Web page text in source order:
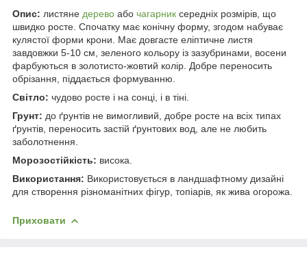
Опис: листяне дерево або чагарник середніх розмірів, що
швидко росте. Спочатку має конічну форму, згодом набуває
кулястої форми крони. Має довгасте еліптичне листя
завдовжки 5-10 см, зеленого кольору із зазубринами, восени
фарбуються в золотисто-жовтий колір. Добре переносить
обрізання, піддається формуванню.
Світло: чудово росте і на сонці, і в тіні.
Грунт: до ґрунтів не вимогливий, добре росте на всіх типах
ґрунтів, переносить застій ґрунтових вод, але не любить
заболотнення.
Морозостійкість: висока.
Використання: Використовується в ландшафтному дизайні
для створення різноманітних фігур, топіарів, як жива огорожа.
Приховати